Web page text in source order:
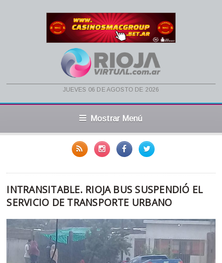
jueves 06 de agosto de 2026
Mostrar Menú
INTRANSITABLE. RIOJA BUS SUSPENDIÓ EL
SERVICIO DE TRANSPORTE URBANO